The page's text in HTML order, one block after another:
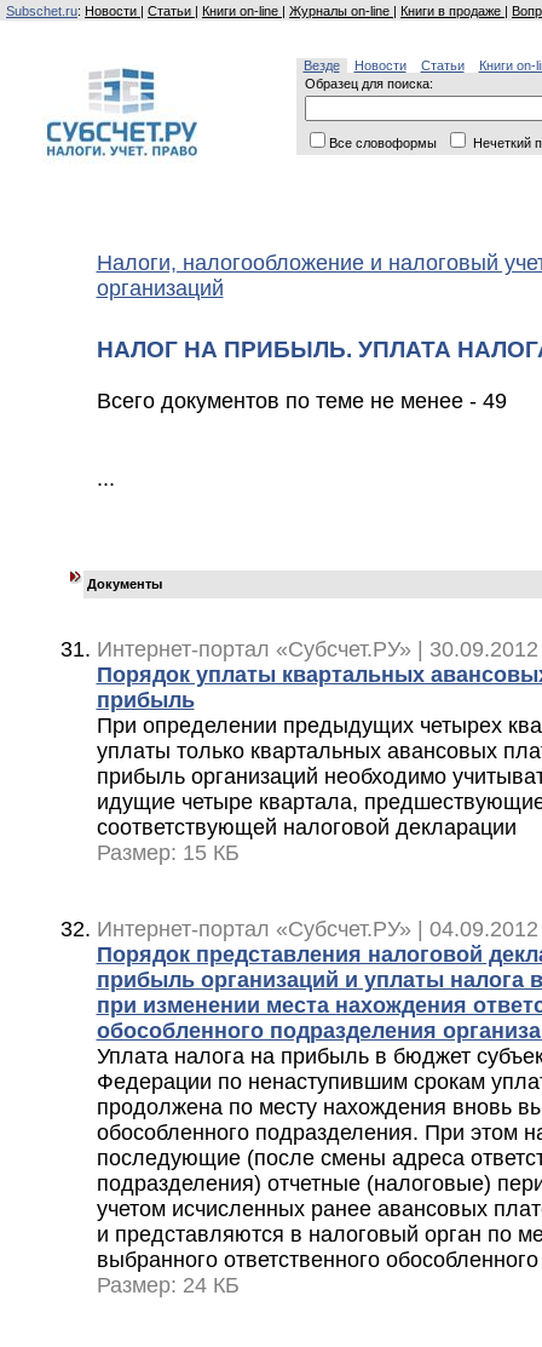
Subschet.ru: Новости | Статьи | Книги on-line | Журналы on-line | Книги в продаже |
Везде Новости Статьи
Книги on-
Образец для поиска:
Все словоформы Нечеткий
Налоги, налогообложение и налоговый
организаций
НАЛОГ НА ПРИБЫЛЬ. УПЛАТА
Всего документов по теме не менее - 49
...
Документы
Интернет-портал «Субсчет.РУ» |
Порядок уплаты квартальных
прибыль
При определении предыдущих четырех
уплаты только квартальных авансовых
прибыль организаций необходимо
идущие четыре квартала,
соответствующей налоговой декларации
Размер: 15 КБ
Интернет-портал «Субсчет.РУ» |
Порядок представления налоговой
прибыль организаций и уплаты налога
при изменении места нахождения
обособленного подразделения
Уплата налога на прибыль в бюджет
Федерации по ненаступившим срокам
продолжена по месту нахождения вновь
обособленного подразделения. При этом
последующие (после смены адреса
подразделения) отчетные (налоговые)
учетом исчисленных ранее авансовых
и представляются в налоговый орган по
выбранного ответственного
Размер: 24 КБ